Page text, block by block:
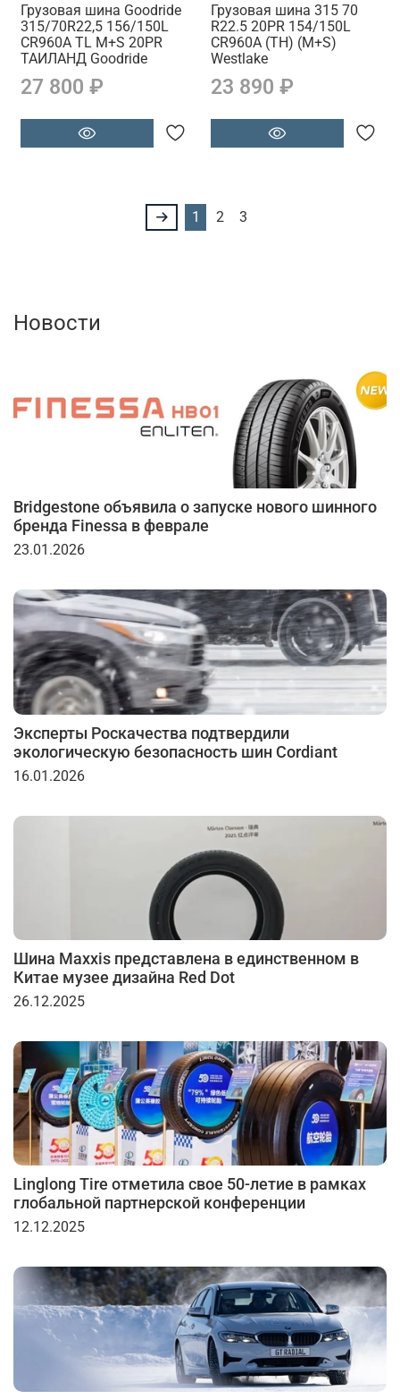
Грузовая шина Goodride
315/70R22,5 156/150L
CR960A TL M+S 20PR
ТАИЛАНД Goodride
27 800 ₽
Грузовая шина 315 70
R22.5 20PR 154/150L
CR960A (TH) (M+S)
Westlake
23 890 ₽
1 2 3
Новости
Bridgestone объявила о запуске нового шинного
бренда Finessa в феврале
23.01.2026
Эксперты Роскачества подтвердили
экологическую безопасность шин Cordiant
16.01.2026
Шина Maxxis представлена в единственном в
Китае музее дизайна Red Dot
26.12.2025
Linglong Tire отметила свое 50-летие в рамках
глобальной партнерской конференции
12.12.2025